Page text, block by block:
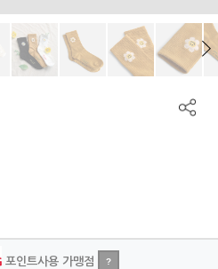
포인트사용 가맹점 ?